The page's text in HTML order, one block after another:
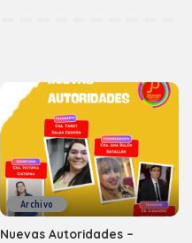
Archivo
Nuevas Autoridades –